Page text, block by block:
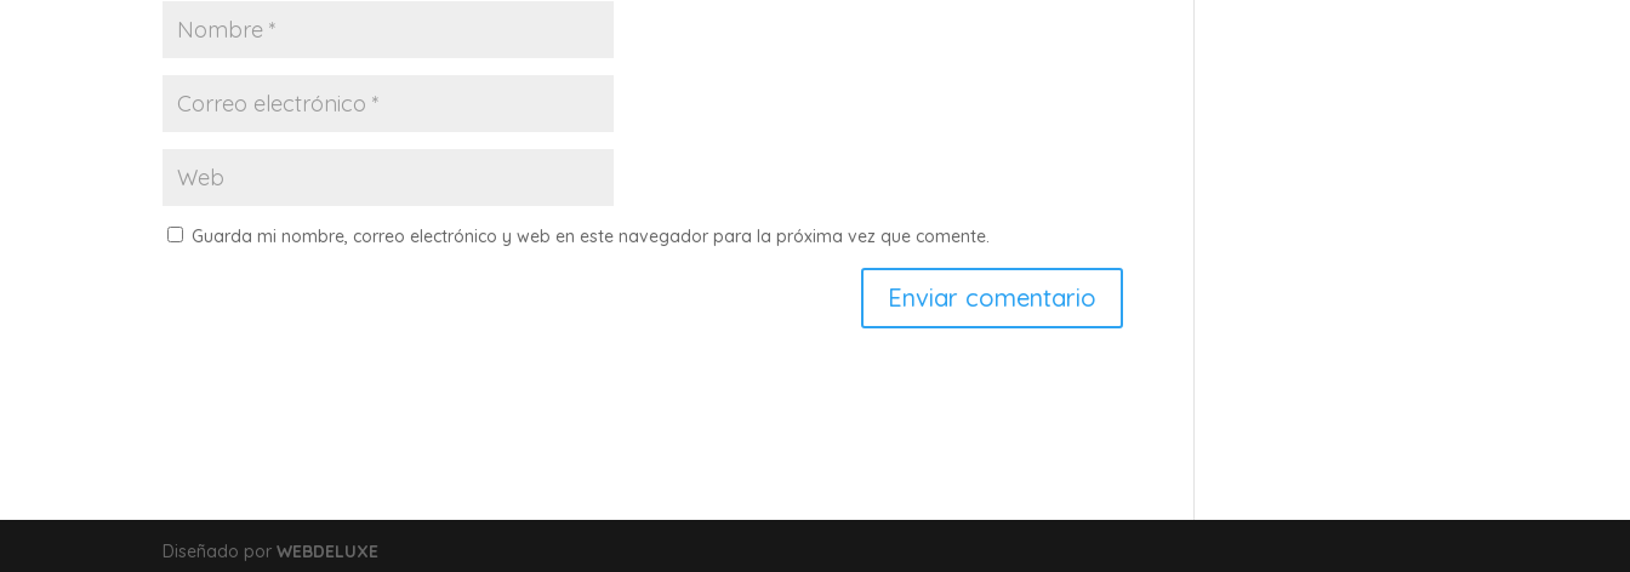
Guarda mi nombre, correo electrónico y web en este navegador para la próxima vez que comente.
Diseñado por WEBDELUXE